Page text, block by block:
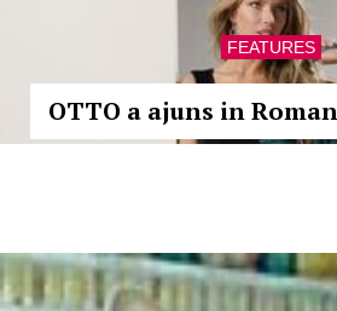
FEATURES
OTTO a ajuns in